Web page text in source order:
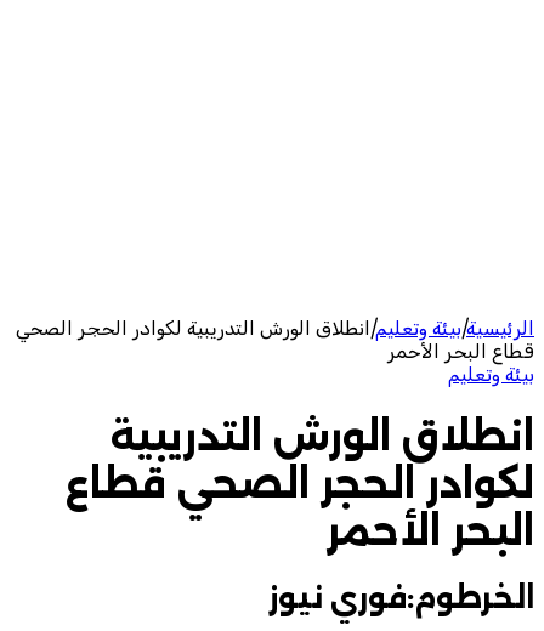
الرئيسية|بيئة وتعليم| انطلاق الورش التدريبية لكوادر الحجر الصحي
قطاع البحر الأحمر
بيئة وتعليم
انطلاق الورش التدريبية
لكوادر الحجر الصحي قطاع
البحر الأحمر
الخرطوم:فوري نيوز